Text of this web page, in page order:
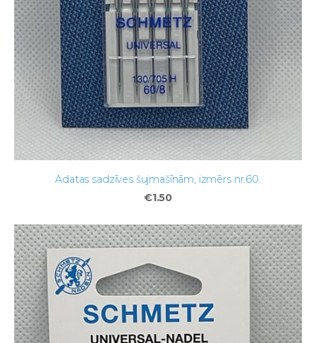
Adatas sadzīves šujmašīnām, izmērs nr.60.
€1.50